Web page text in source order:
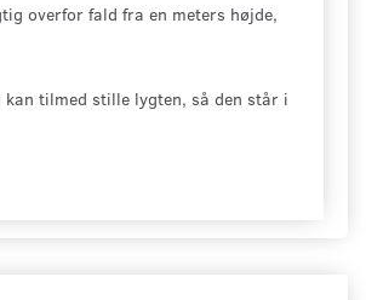
overfor fald fra en meters højde,
tilmed stille lygten, så den står i